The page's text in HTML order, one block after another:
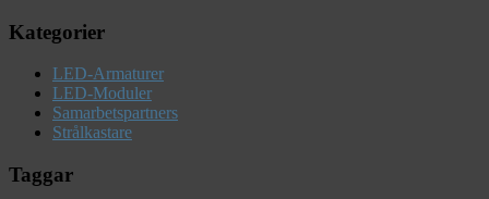
Kategorier
LED-Armaturer
LED-Moduler
Samarbetspartners
Strålkastare
Taggar